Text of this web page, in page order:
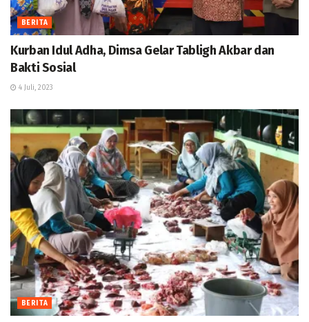
BERITA
Kurban Idul Adha, Dimsa Gelar Tabligh Akbar dan
Bakti Sosial
4 Juli, 2023
BERITA